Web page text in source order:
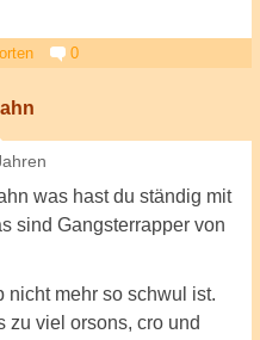
0
was hast du ständig mit
sind Gangsterrapper von
nicht mehr so schwul ist.
zu viel orsons, cro und